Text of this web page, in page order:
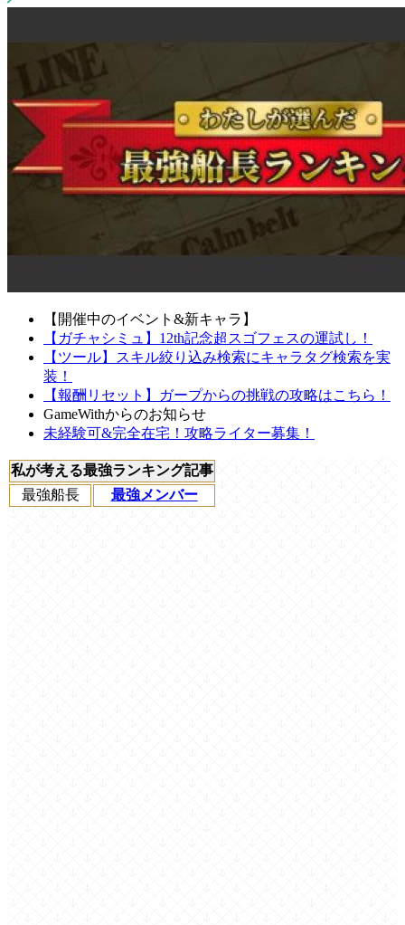
【開催中のイベント&新キャラ】
【ガチャシミュ】12th記念超スゴフェスの運試し！
【ツール】スキル絞り込み検索にキャラタグ検索を実
装！
【報酬リセット】ガープからの挑戦の攻略はこちら！
GameWithからのお知らせ
未経験可&完全在宅！攻略ライター募集！
私が考える最強ランキング記事
最強船長
最強メンバー